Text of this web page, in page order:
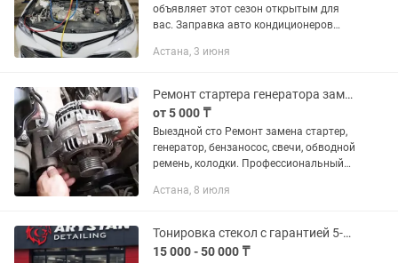
объявляет этот сезон открытым для
вас. Заправка авто кондиционеров
CLIMALIFE GALCO, специально
компрессоров....
Астана, 3 июня
Ремонт стартера генератора замена бензаносос свечи Выездной сто техпомощь
от 5 000 ₸
Выездной сто Ремонт замена стартер,
генератор, бензаносос, свечи, обводной
ремень, колодки. Профессиональный
марок, легковые, грузовые,фура,
Астана, 8 июля
Тонировка стекол с гарантией 5-7лет, Бронировка фар,салона и.т.д.
15 000 - 50 000 ₸